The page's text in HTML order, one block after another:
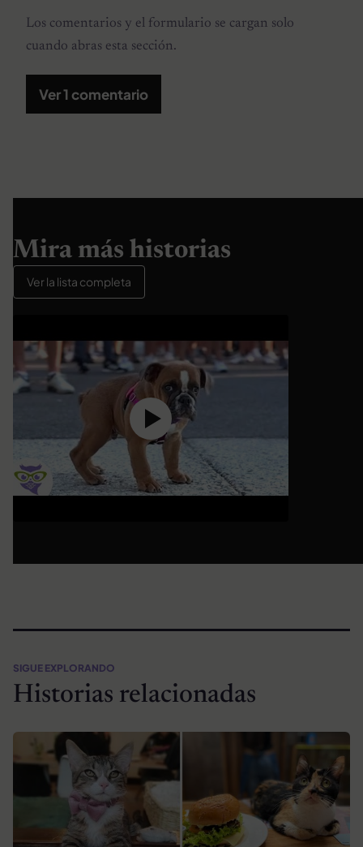
Los comentarios y el formulario se cargan solo
cuando abras esta sección.
Ver 1 comentario
Mira más historias
Ver la lista completa
SIGUE EXPLORANDO
Historias relacionadas